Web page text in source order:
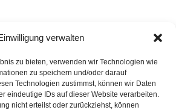
verwalten
zu bieten, verwenden wir Technologien wie
zu speichern und/oder darauf
Technologien zustimmst, können wir Daten
eindeutige IDs auf dieser Website verarbeiten.
nicht erteilst oder zurückziehst, können
Pressemitteilungen
,Severin
die Main Stage